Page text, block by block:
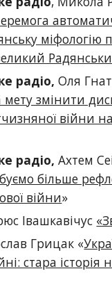
міфологію
радіо, Оля
змінити
війни
радіо, Ахтем
більше
війни»
Івашкавічус
Грицак «
стара